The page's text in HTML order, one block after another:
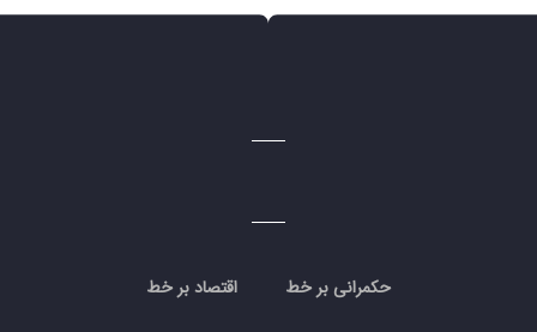
حکمرانی بر خط اقتصاد بر خط